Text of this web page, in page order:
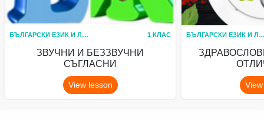
БЪЛГАРСКИ ЕЗИК И ЛИТЕРАТУРА 1 КЛАС
ЗВУЧНИ И БЕЗЗВУЧНИ
СЪГЛАСНИ
View lesson
БЪЛГАРСКИ ЕЗИК И